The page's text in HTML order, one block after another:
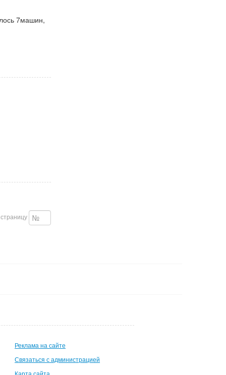
7машин,
Реклама на сайте
Связаться с администрацией
Карта сайта